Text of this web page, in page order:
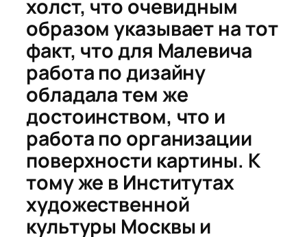
холст, что очевидным
образом указывает на тот
факт, что для Малевича
работа по дизайну
обладала тем же
достоинством, что и
работа по организации
поверхности картины. К
тому же в Институтах
художественной
культуры Москвы и